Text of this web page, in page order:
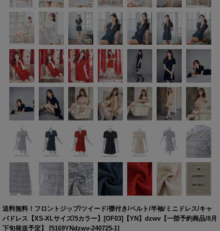
送料無料！フロントジップ/ツイード/襟付き/ベルト/半袖/ミニドレス/キャ
バドレス【XS-XLサイズ/5カラー】[OF03]【YN】dzwv【一部予約商品/8月
下旬発送予定】
[5169YNdzwv-240725-1]